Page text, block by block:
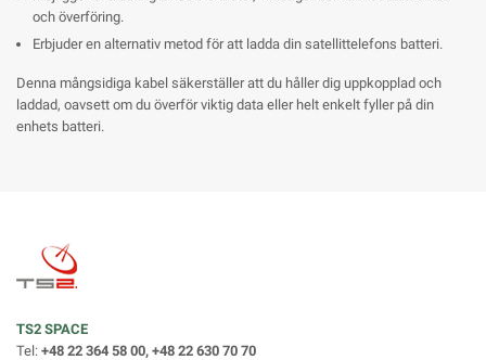
och överföring.
Erbjuder en alternativ metod för att ladda din satellittelefons batteri.
Denna mångsidiga kabel säkerställer att du håller dig uppkopplad och
laddad, oavsett om du överför viktig data eller helt enkelt fyller på din
enhets batteri.
TS2 SPACE
Tel: +48 22 364 58 00, +48 22 630 70 70